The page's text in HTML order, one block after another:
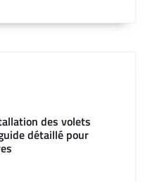
des volets
détaillé pour